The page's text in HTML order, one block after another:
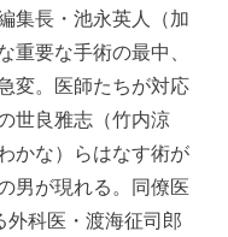
集長・池永英人（加
要な手術の最中、
変。医師たちが対応
世良雅志（竹内涼
かな）らはなす術が
男が現れる。同僚医
外科医・渡海征司郎